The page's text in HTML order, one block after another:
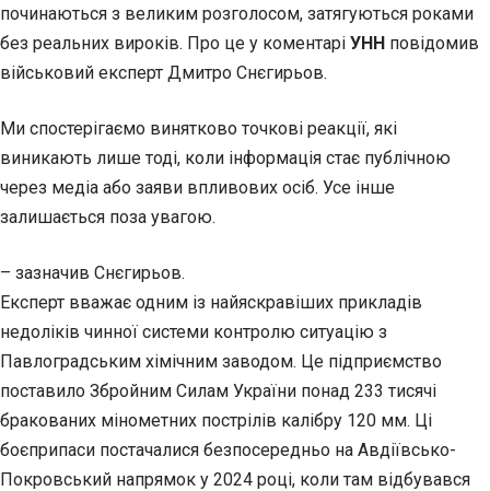
починаються з великим розголосом, затягуються роками
без реальних вироків. Про це у коментарі УНН повідомив
військовий експерт Дмитро Снєгирьов.
Ми спостерігаємо винятково точкові реакції, які
виникають лише тоді, коли інформація стає публічною
через медіа або заяви впливових осіб. Усе інше
залишається поза увагою.
– зазначив Снєгирьов.
Експерт вважає одним із найяскравіших прикладів
недоліків чинної системи контролю ситуацію з
Павлоградським хімічним заводом. Це підприємство
поставило Збройним Силам України понад 233 тисячі
бракованих мінометних пострілів калібру 120 мм. Ці
боєприпаси постачалися безпосередньо на Авдіївсько-
Покровський напрямок у 2024 році, коли там відбувався